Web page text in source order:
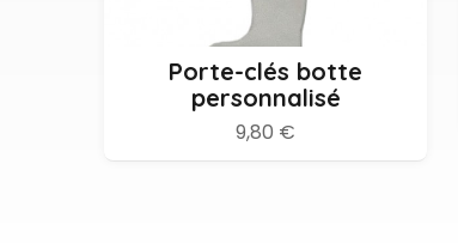
Personnaliser
Porte-clés botte
personnalisé
9,80 €